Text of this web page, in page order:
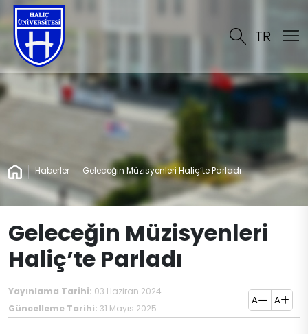
TR
Haberler Geleceğin Müzisyenleri Haliç’te Parladı
Geleceğin Müzisyenleri
Haliç’te Parladı
Yayınlama Tarihi: 03 Haziran 2024
Güncelleme Tarihi: 31 Mayıs 2025
A A